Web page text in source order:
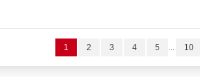
1 2 3 4 5 ... 10